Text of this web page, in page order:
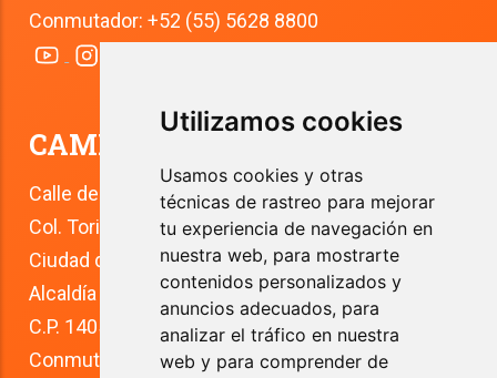
Utilizamos cookies
Usamos cookies y otras
técnicas de rastreo para mejorar
tu experiencia de navegación en
nuestra web, para mostrarte
contenidos personalizados y
anuncios adecuados, para
analizar el tráfico en nuestra
web y para comprender de
Conmutador: +52 (55) 5628 8800
CAMPUS TLALPAN
Calle del Río 4
Col. Toriello Guerra
Ciudad de México
Alcaldía Tlalpan
C.P. 14050
Conmutador: +52 (55) 5627 0210